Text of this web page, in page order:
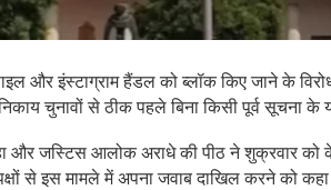
और इंस्टाग्राम हैंडल को ब्लॉक किए जाने के
चुनावों से ठीक पहले बिना किसी पूर्व सूचना के
और जस्टिस आलोक अराधे की पीठ ने शुक्रवार
से इस मामले में अपना जवाब दाखिल करने को